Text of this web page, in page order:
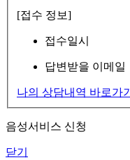
[접수 정보]
접수일시
답변받을 이메일
나의 상담내역 바로가기
음성서비스 신청
닫기